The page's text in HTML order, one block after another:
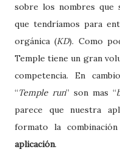
sobre los nombres que
que tendríamos para
orgánica (KD). Como
Temple tiene un gran
competencia. En
“Temple run” son mas “
parece que nuestra
formato la
aplicación.